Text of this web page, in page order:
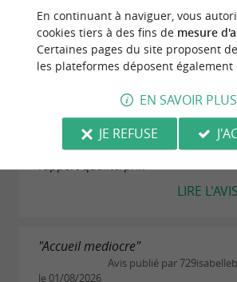
LIRE
"Fruits de mer frais à prix
Service rapide et efficace, malgré le
et fruits de mer très frais (mention
les crevettes), excellente
rapport qualité/prix
LIRE
"Accueil mediocre"
Avis publié par
le 01/08/2026
En continuant à naviguer, vous
cookies tiers à des fins de mesure
Certaines pages du site proposent
les plateformes déposent également
EN SAVOIR PLUS
JE REFUSE